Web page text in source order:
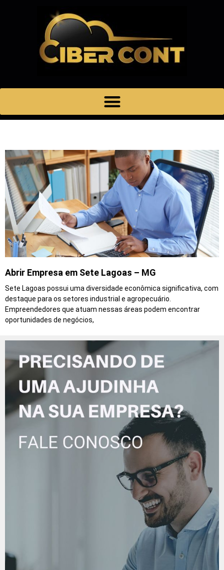
Abrir Empresa em Sete Lagoas – MG
Sete Lagoas possui uma diversidade econômica significativa, com
destaque para os setores industrial e agropecuário.
Empreendedores que atuam nessas áreas podem encontrar
oportunidades de negócios,